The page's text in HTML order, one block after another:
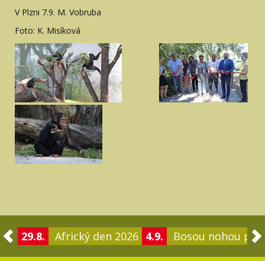
V Plzni 7.9. M. Vobruba
Foto: K. Misíková
29.8. Africký den 2026 4.9. Bosou nohou po